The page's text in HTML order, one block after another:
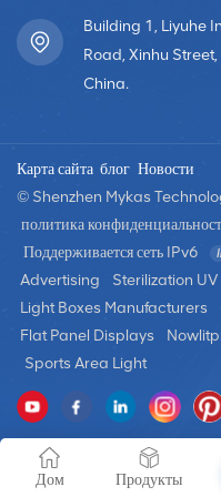
светодиодных экранов.
интеллекта, такие как
жестами и
обеспечивает удаленный
данных в реальном
оптимизировать
рентабельность
светодиодные дисплеи:
позволяют зрителям
динамический контент,
витрин розничных
яркости прозрачные
заметным элементом в
Building 1, Liyuhe
Road, Xinhu
China.
Карта сайта блог Новости
© Shenzhen Mykas
политика
Поддерживается сеть IPv6
Advertising
Sterilization
Light Boxes Manufacturers
Flat Panel Displays
Sports Area Light
Дом Продукты